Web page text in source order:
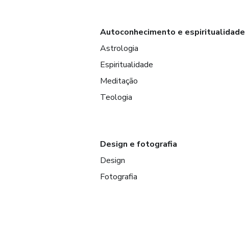
Autoconhecimento e espiritualidade
Astrologia
Espiritualidade
Meditação
Teologia
Design e fotografia
Design
Fotografia